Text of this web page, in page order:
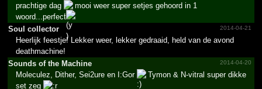
prachtige dag
mooi weer super setjes gehoord in 1
woord...perfect
Soul collector
2014-04-21
Heerlijk feestje! Lekker weer, lekker gedraaid, held van de avond
deathmachine!
Sounds of the Machine
2014-04-20
Moleculez, Dither, Sei2ure en I:Gor
Tymon & N-vitral super dikke
set zeg